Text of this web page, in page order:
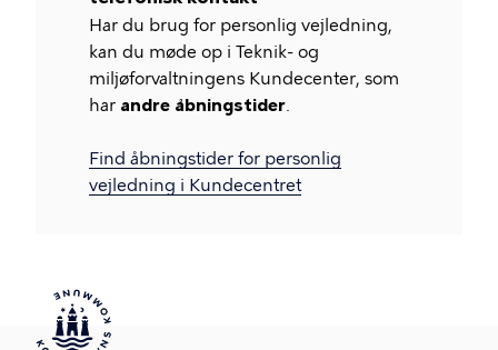
Har du brug for personlig vejledning,
kan du møde op i Teknik- og
miljøforvaltningens Kundecenter, som
har andre åbningstider.
Find åbningstider for personlig
vejledning i Kundecentret